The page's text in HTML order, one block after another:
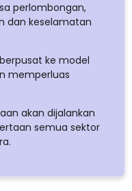
perlombongan,
dan keselamatan
ke model
memperluas
akan dijalankan
semua sektor